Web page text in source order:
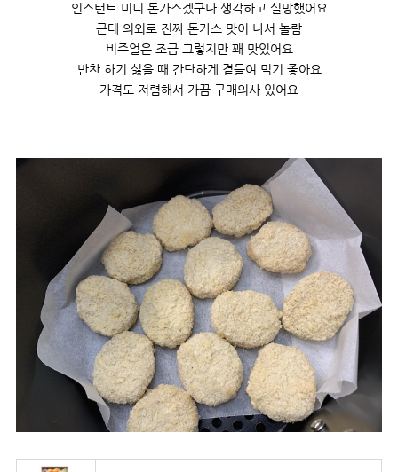
인스턴트 미니 돈가스겠구나 생각하고 실망했어요
근데 의외로 진짜 돈가스 맛이 나서 놀람
비주얼은 조금 그렇지만 꽤 맛있어요
반찬 하기 싫을 때 간단하게 곁들여 먹기 좋아요
가격도 저렴해서 가끔 구매의사 있어요